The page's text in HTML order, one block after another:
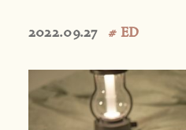
2022.09.27 # ED